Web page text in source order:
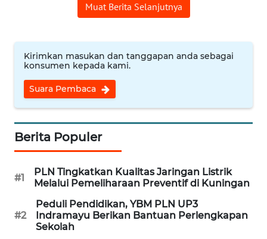
Muat Berita Selanjutnya
Kirimkan masukan dan tanggapan anda sebagai
konsumen kepada kami.
Suara Pembaca
Berita Populer
#1
PLN Tingkatkan Kualitas Jaringan Listrik
Melalui Pemeliharaan Preventif di Kuningan
#2
Peduli Pendidikan, YBM PLN UP3
Indramayu Berikan Bantuan Perlengkapan
Sekolah
WN
CIREBON
WN
WN
WN
MAJALENGKA
WN